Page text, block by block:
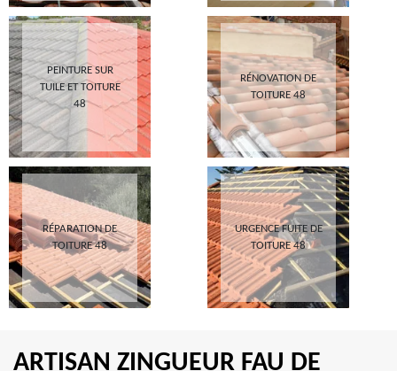
PEINTURE SUR
TUILE ET TOITURE
48
RÉNOVATION DE
TOITURE 48
RÉPARATION DE
TOITURE 48
URGENCE FUITE DE
TOITURE 48
ARTISAN ZINGUEUR FAU DE